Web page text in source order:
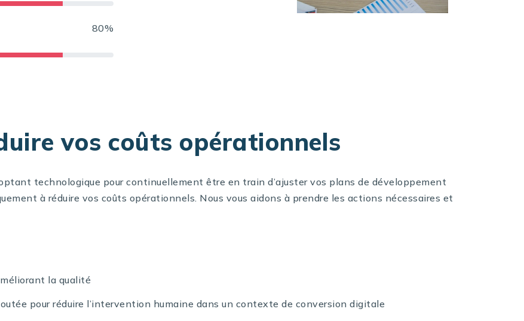
80%
vos coûts opérationnels
technologique pour continuellement être en train d’ajuster vos plans de développement
à réduire vos coûts opérationnels. Nous vous aidons à prendre les actions nécessaires et
la qualité
pour réduire l’intervention humaine dans un contexte de conversion digitale